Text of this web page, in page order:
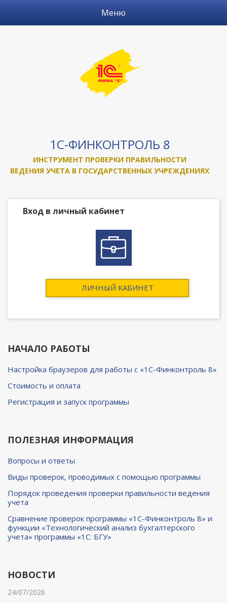
Показать/
скрыть
Меню
1С-ФИНКОНТРОЛЬ 8
ИНСТРУМЕНТ ПРОВЕРКИ ПРАВИЛЬНОСТИ
ВЕДЕНИЯ УЧЕТА В ГОСУДАРСТВЕННЫХ УЧРЕЖДЕНИЯХ
Вход в личный кабинет
ЛИЧНЫЙ КАБИНЕТ
НАЧАЛО РАБОТЫ
Настройка браузеров для работы с «1C-Финконтроль 8»
Cтоимость и оплата
Регистрация и запуск программы
ПОЛЕЗНАЯ ИНФОРМАЦИЯ
Вопросы и ответы
Виды проверок, проводимых с помощью программы
Порядок проведения проверки правильности ведения
учета
Сравнение проверок программы «1С-Финконтроль 8» и
функции «Технологический анализ бухгалтерского
учета» программы «1С: БГУ»
НОВОСТИ
24/07/2026